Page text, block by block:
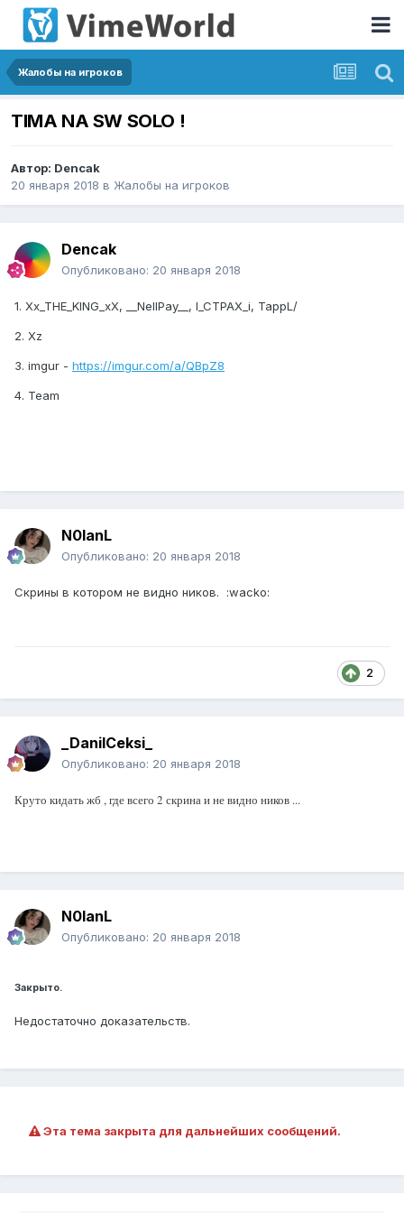
Жалобы на игроков
TIMA NA SW SOLO !
Автор: Dencak
20 января 2018 в Жалобы на игроков
Dencak
Опубликовано: 20 января 2018
1. Xx_THE_KING_xX, __NellPay__, I_CTPAX_i, TappL/
2. Xz
3. imgur - https://imgur.com/a/QBpZ8
4. Team
N0lanL
Опубликовано: 20 января 2018
Скрины в котором не видно ников. :wacko:
2
_DanilCeksi_
Опубликовано: 20 января 2018
Круто кидать жб , где всего 2 скрина и не видно ников ...
N0lanL
Опубликовано: 20 января 2018
Закрыто.
Недостаточно доказательств.
Эта тема закрыта для дальнейших сообщений.